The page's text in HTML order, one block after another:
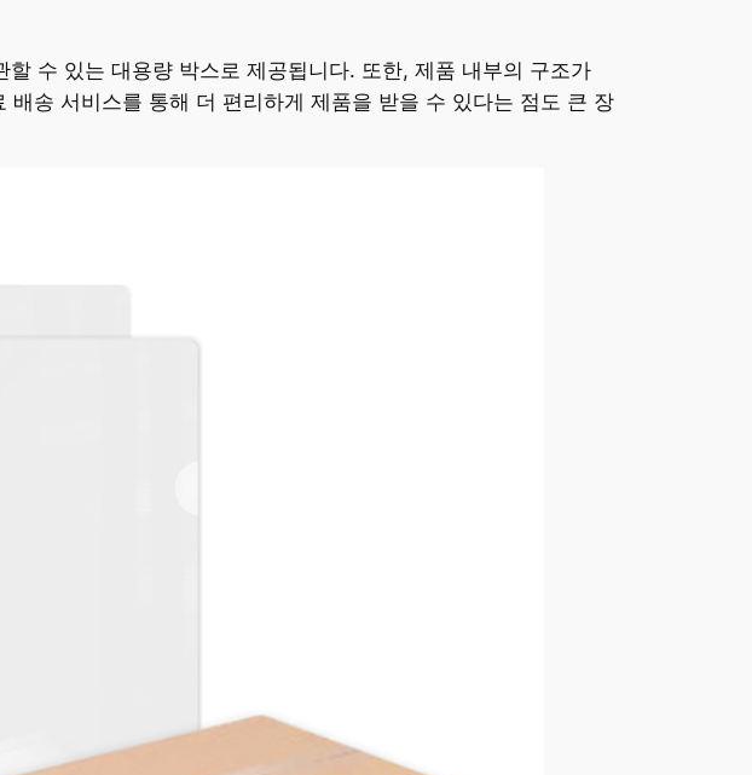
수 있는 대용량 박스로 제공됩니다. 또한, 제품 내부의 구조가
송 서비스를 통해 더 편리하게 제품을 받을 수 있다는 점도 큰 장